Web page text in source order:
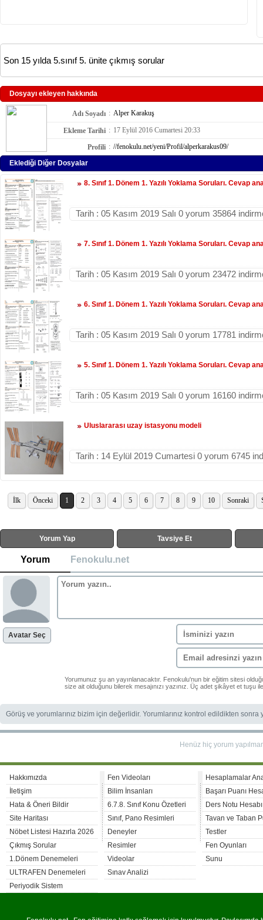
Son 15 yılda 5.sınıf 5. ünite çıkmış sorular
Dosyayı ekleyen hakkında
Adı Soyadı : Alper Karakuş
Ekleme Tarihi : 17 Eylül 2016 Cumartesi 20:33
Profili : //fenokulu.net/yeni/Profil/alperkarakus09/
Eklediği Diğer Dosyalar
8. Sınıf 1. Dönem 1. Yazılı Yoklama Soruları. Cevap
Tarih : 05 Kasım 2019 Salı 0 yorum 35864
7. Sınıf 1. Dönem 1. Yazılı Yoklama Soruları. Cevap
Tarih : 05 Kasım 2019 Salı 0 yorum 23472
6. Sınıf 1. Dönem 1. Yazılı Yoklama Soruları. Cevap
Tarih : 05 Kasım 2019 Salı 0 yorum 17781
5. Sınıf 1. Dönem 1. Yazılı Yoklama Soruları. Cevap
Tarih : 05 Kasım 2019 Salı 0 yorum 16160
Uluslararası uzay istasyonu modeli
Tarih : 14 Eylül 2019 Cumartesi 0 yorum 6745
İlk Önceki 1 2 3 4 5 6 7 8 9 10 Sonraki
Yorum Yap Tavsiye Et
Yorum Fenokulu.net
Avatar Seç
Yorumunuz şu an yayınlanacaktır. Fenokulu'nun bir eğitim sitesi
size ait olduğunu bilerek mesajınızı yazınız. Üç adet şikâyet et tuşu
Görüş ve yorumlarınız bizim için değerlidir. Yorumlarınız kontrol edildikten sonra
Henüz hiç yorum
Hakkımızda
İletişim
Hata & Öneri Bildir
Site Haritası
Nöbet Listesi Hazırla 2026
Çıkmış Sorular
1.Dönem Denemeleri
ULTRAFEN Denemeleri
Periyodik Sistem
Fen Videoları
Bilim İnsanları
6.7.8. Sınıf Konu Özetleri
Sınıf, Pano Resimleri
Deneyler
Resimler
Videolar
Sınav Analizi
Hesaplamalar
Başarı Puanı
Ders Notu Hesabı
Tavan ve Taban
Testler
Fen Oyunları
Sunu